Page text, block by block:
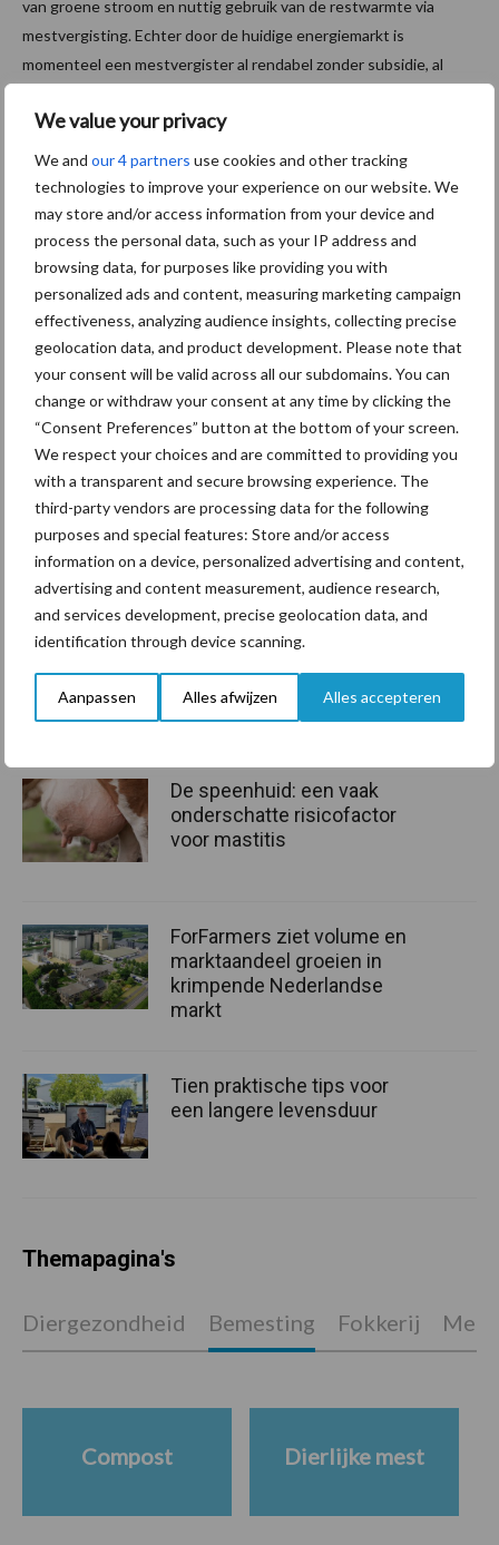
We value your privacy
We and our 4 partners use cookies and other tracking
technologies to improve your experience on our website. We
may store and/or access information from your device and
process the personal data, such as your IP address and
browsing data, for purposes like providing you with
personalized ads and content, measuring marketing campaign
effectiveness, analyzing audience insights, collecting precise
geolocation data, and product development. Please note that
your consent will be valid across all our subdomains. You can
change or withdraw your consent at any time by clicking the
“Consent Preferences” button at the bottom of your screen.
We respect your choices and are committed to providing you
with a transparent and secure browsing experience. The
third-party vendors are processing data for the following
purposes and special features: Store and/or access
information on a device, personalized advertising and content,
advertising and content measurement, audience research,
and services development, precise geolocation data, and
identification through device scanning.
Aanpassen Alles afwijzen Alles accepteren
van groene stroom en nuttig gebruik van de restwarmte via
mestvergisting. Echter door de huidige energiemarkt is
momenteel een mestvergister al rendabel zonder subsidie, al
situatie, waarin de energieprijzen hoger liggen dan de te
verkrijgen subsidie, is het op dit moment mogelijk om met een
kleine veestapel en een kleine type vergister de boerderij al
energieneutraal te maken”, attendeert Erik.
“Het merendeel van de SDE gaat nog altijd naar wind- en zonne-
duurzame energie zijn. Een groot voordeel van mestvergisting is
dat de productie niet afhankelijk is van het weer en het
elektriciteitsnet niet is belast. Bij mono-mestvergisting is er zelfs
een positief effect op het broeikaseffect. Dat komt doordat bij
de opslag van mest onder de stal ook methaan ontstaat, waarvan
het broeikaseffect 25 x sterker is dan bij CO₂. Door de mest
direct op te vangen en in een vergister te brengen, is deze
methaanemissie in stal vermeden. Een win-win situatie dus:
duurzame energie om fossiele energie te vervangen én minder
methaanemissies op locatie. Ik durf wel te stellen dat deze
techniek een sleutelpositie gaat innemen binnen de
Bron:DLV Advies
Aanbevolen voor jou!
De speenhuid: een vaak
onderschatte risicofactor
voor mastitis
ForFarmers ziet volume en
marktaandeel groeien in
krimpende Nederlandse
markt
Tien praktische tips voor
een langere levensduur
Themapagina's
Diergezondheid Bemesting Fokkerij
Compost Dierlijke mest